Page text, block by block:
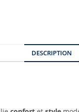
DESCRIPTION